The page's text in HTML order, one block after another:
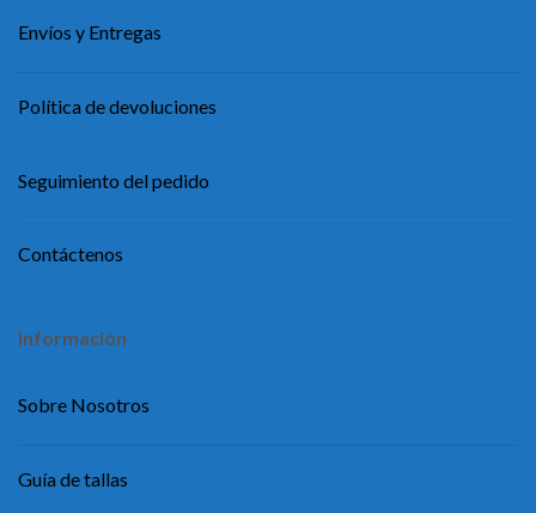
Envíos y Entregas
Política de devoluciones
Seguimiento del pedido
Contáctenos
Información
Sobre Nosotros
Guía de tallas